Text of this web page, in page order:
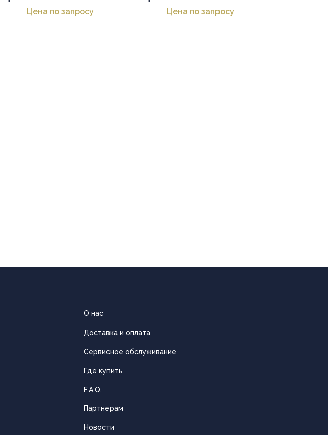
Цена по запросу Цена по запросу
О нас
Доставка и оплата
Сервисное обслуживание
Где купить
F.A.Q.
Партнерам
Новости